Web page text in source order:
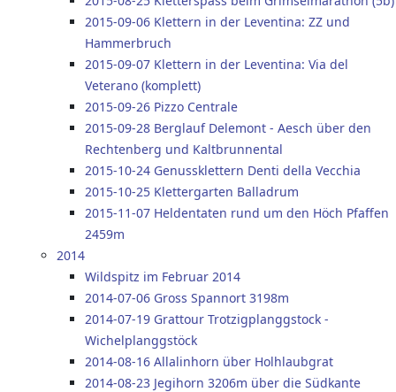
2015-09-06 Klettern in der Leventina: ZZ und
Hammerbruch
2015-09-07 Klettern in der Leventina: Via del
Veterano (komplett)
2015-09-26 Pizzo Centrale
2015-09-28 Berglauf Delemont - Aesch über den
Rechtenberg und Kaltbrunnental
2015-10-24 Genussklettern Denti della Vecchia
2015-10-25 Klettergarten Balladrum
2015-11-07 Heldentaten rund um den Höch Pfaffen
2459m
2014
Wildspitz im Februar 2014
2014-07-06 Gross Spannort 3198m
2014-07-19 Grattour Trotzigplanggstock -
Wichelplanggstöck
2014-08-16 Allalinhorn über Holhlaubgrat
2014-08-23 Jegihorn 3206m über die Südkante